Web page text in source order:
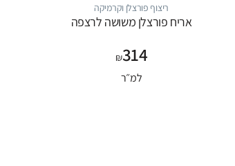
ריצוף פורצלן וקרמיקה
אריח פורצלן משושה לרצפה
₪314
למ״ר